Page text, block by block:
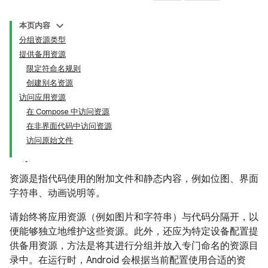
本页内容
分组资源类型
提供备用资源
限定符命名规则
创建别名资源
访问应用资源
在 Compose 中访问资源
在非界面代码中访问资源
访问原始文件
资源是指代码使用的附加文件和静态内容，例如位图、界面
字符串、动画说明等。
请始终将应用资源（例如图片和字符串）与代码分隔开，以
便能够独立地维护这些资源。此外，还应为特定设备配置提
供备用资源，方法是将其进行分组并放入专门命名的资源目
录中。在运行时，Android 会根据当前配置使用合适的资